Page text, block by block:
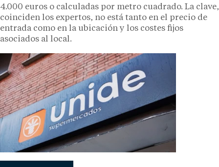
4.000 euros o calculadas por metro cuadrado. La clave,
coinciden los expertos, no está tanto en el precio de
entrada como en la ubicación y los costes fijos
asociados al local.